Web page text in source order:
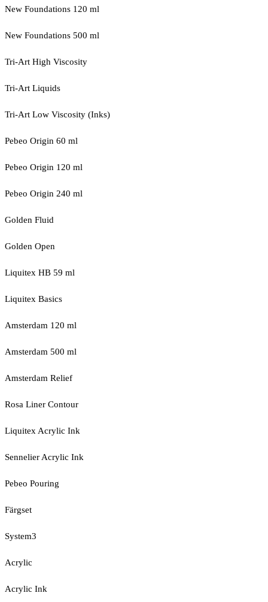
New Foundations 120 ml
New Foundations 500 ml
Tri-Art High Viscosity
Tri-Art Liquids
Tri-Art Low Viscosity (Inks)
Pebeo Origin 60 ml
Pebeo Origin 120 ml
Pebeo Origin 240 ml
Golden Fluid
Golden Open
Liquitex HB 59 ml
Liquitex Basics
Amsterdam 120 ml
Amsterdam 500 ml
Amsterdam Relief
Rosa Liner Contour
Liquitex Acrylic Ink
Sennelier Acrylic Ink
Pebeo Pouring
Färgset
System3
Acrylic
Acrylic Ink